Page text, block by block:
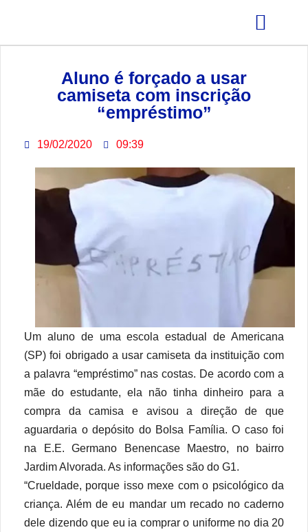
Aluno é forçado a usar
camiseta com inscrição
“empréstimo”
19/02/2020 09:39
Um aluno de uma escola estadual de Americana
(SP) foi obrigado a usar camiseta da instituição com
a palavra “empréstimo” nas costas. De acordo com a
mãe do estudante, ela não tinha dinheiro para a
compra da camisa e avisou a direção de que
aguardaria o depósito do Bolsa Família. O caso foi
na E.E. Germano Benencase Maestro, no bairro
Jardim Alvorada. As informações são do G1.
“Crueldade, porque isso mexe com o psicológico da
criança. Além de eu mandar um recado no caderno
dele dizendo que eu ia comprar o uniforme no dia 20